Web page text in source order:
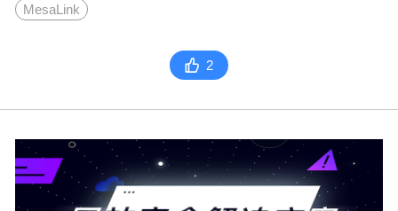
MesaLink
2